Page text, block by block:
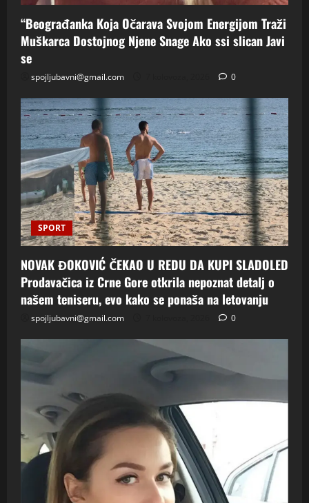
“Beograđanka Koja Očarava Svojom Energijom Traži
Muškarca Dostojnog Njene Snage Ako ssi slican Javi
se
spojljubavni@gmail.com 0
SPORT
NOVAK ĐOKOVIĆ ČEKAO U REDU DA KUPI SLADOLED
Prodavačica iz Crne Gore otkrila nepoznat detalj o
našem teniseru, evo kako se ponaša na letovanju
spojljubavni@gmail.com 0